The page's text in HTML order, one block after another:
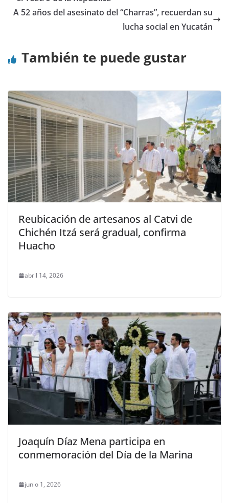
A 52 años del asesinato del “Charras”, recuerdan su
lucha social en Yucatán
También te puede gustar
Reubicación de artesanos al Catvi de
Chichén Itzá será gradual, confirma
Huacho
abril 14, 2026
Joaquín Díaz Mena participa en
conmemoración del Día de la Marina
junio 1, 2026